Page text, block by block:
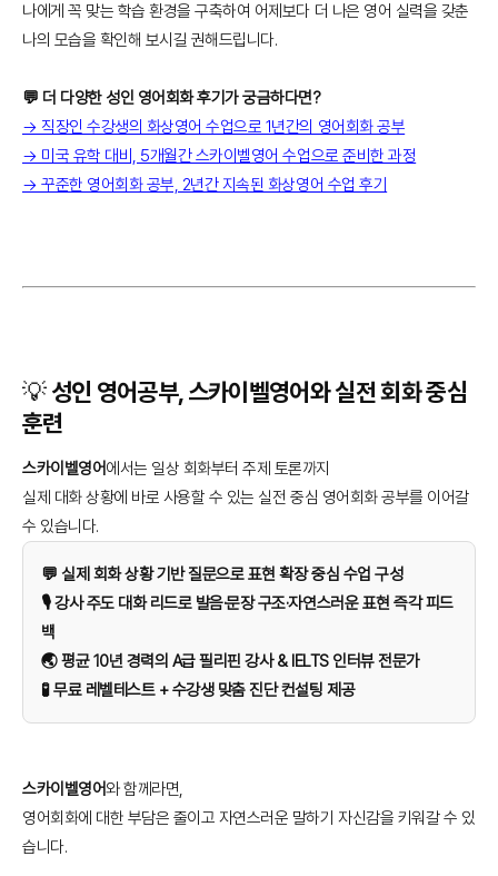
나에게 꼭 맞는 학습 환경을 구축하여 어제보다 더 나은 영어 실력을 갖춘
나의 모습을 확인해 보시길 권해드립니다.
💬 더 다양한 성인 영어회화 후기가 궁금하다면?
→ 직장인 수강생의 화상영어 수업으로 1년간의 영어회화 공부
→ 미국 유학 대비, 5개월간 스카이벨영어 수업으로 준비한 과정
→ 꾸준한 영어회화 공부, 2년간 지속된 화상영어 수업 후기
💡 성인 영어공부, 스카이벨영어와 실전 회화 중심
훈련
스카이벨영어에서는 일상 회화부터 주제 토론까지
실제 대화 상황에 바로 사용할 수 있는 실전 중심 영어회화 공부를 이어갈
수 있습니다.
💬 실제 회화 상황 기반 질문으로 표현 확장 중심 수업 구성
🎙️ 강사 주도 대화 리드로 발음·문장 구조·자연스러운 표현 즉각 피드
백
🌏 평균 10년 경력의 A급 필리핀 강사 & IELTS 인터뷰 전문가
🧪 무료 레벨테스트 + 수강생 맞춤 진단 컨설팅 제공
스카이벨영어와 함께라면,
영어회화에 대한 부담은 줄이고 자연스러운 말하기 자신감을 키워갈 수 있
습니다.